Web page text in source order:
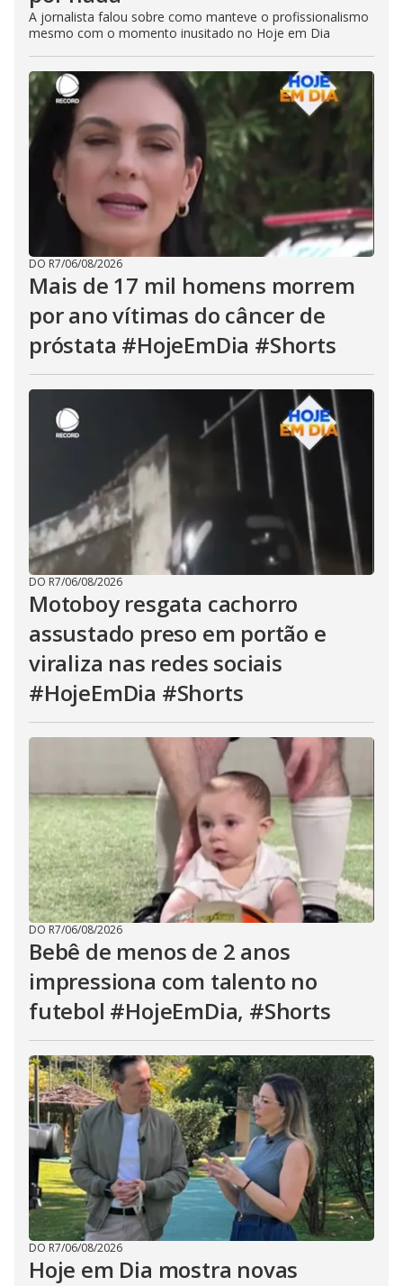
A jornalista falou sobre como manteve o profissionalismo
mesmo com o momento inusitado no Hoje em Dia
DO R7/06/08/2026
Mais de 17 mil homens morrem
por ano vítimas do câncer de
próstata #HojeEmDia #Shorts
DO R7/06/08/2026
Motoboy resgata cachorro
assustado preso em portão e
viraliza nas redes sociais
#HojeEmDia #Shorts
DO R7/06/08/2026
Bebê de menos de 2 anos
impressiona com talento no
futebol #HojeEmDia, #Shorts
DO R7/06/08/2026
Hoje em Dia mostra novas